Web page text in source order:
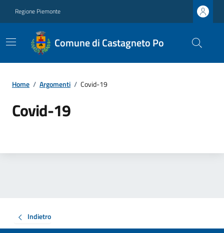
Regione Piemonte
Comune di Castagneto Po
Home / Argomenti / Covid-19
Covid-19
Indietro